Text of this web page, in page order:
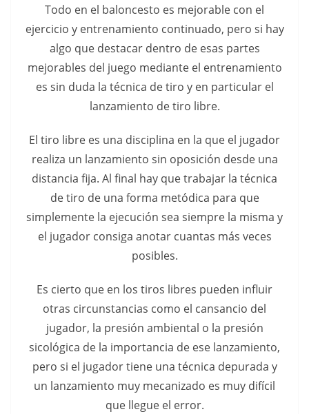
Todo en el baloncesto es mejorable con el
ejercicio y entrenamiento continuado, pero si hay
algo que destacar dentro de esas partes
mejorables del juego mediante el entrenamiento
es sin duda la técnica de tiro y en particular el
lanzamiento de tiro libre.
El tiro libre es una disciplina en la que el jugador
realiza un lanzamiento sin oposición desde una
distancia fija. Al final hay que trabajar la técnica
de tiro de una forma metódica para que
simplemente la ejecución sea siempre la misma y
el jugador consiga anotar cuantas más veces
posibles.
Es cierto que en los tiros libres pueden influir
otras circunstancias como el cansancio del
jugador, la presión ambiental o la presión
sicológica de la importancia de ese lanzamiento,
pero si el jugador tiene una técnica depurada y
un lanzamiento muy mecanizado es muy difícil
que llegue el error.